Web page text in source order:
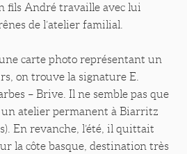
fils André travaille avec lui
de l’atelier familial.
carte photo représentant un
on trouve la signature E.
– Brive. Il ne semble pas que
atelier permanent à Biarritz
En revanche, l’été, il quittait
la côte basque, destination très